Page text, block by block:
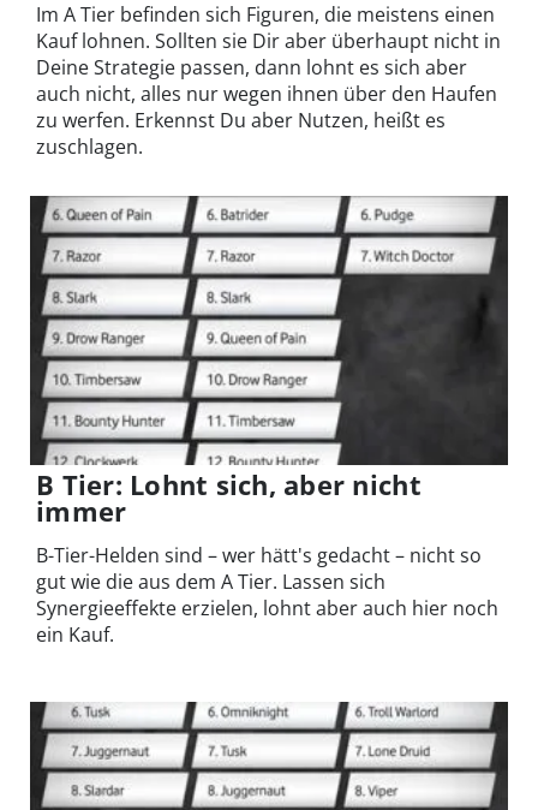
Im A Tier befinden sich Figuren, die meistens einen
Kauf lohnen. Sollten sie Dir aber überhaupt nicht in
Deine Strategie passen, dann lohnt es sich aber
auch nicht, alles nur wegen ihnen über den Haufen
zu werfen. Erkennst Du aber Nutzen, heißt es
zuschlagen.
B Tier: Lohnt sich, aber nicht
immer
B-Tier-Helden sind – wer hätt's gedacht – nicht so
gut wie die aus dem A Tier. Lassen sich
Synergieeffekte erzielen, lohnt aber auch hier noch
ein Kauf.